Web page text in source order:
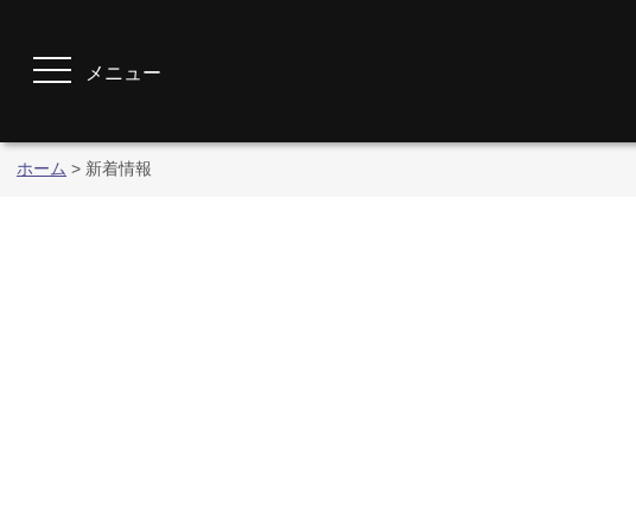
メニュー
ホーム > 新着情報